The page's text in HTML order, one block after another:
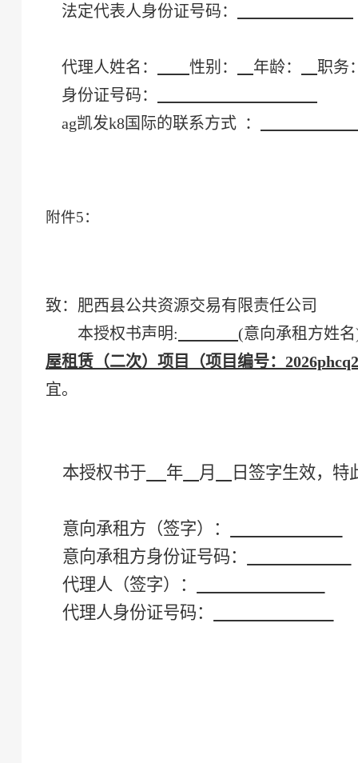
法定代表人身份证号码：
代理人姓名： 性别： 年龄：
职务
身份证号码：
ag凯发k8国际的联系方式 ：
附件5：
致： 肥西县公共资源交易有限责任公司
本授权书声明: (意向承租方姓名
屋租赁（二次）项目（项目编号：
宜。
本授权书于 年 月 日签字生效，特
意向承租方 （签字）：
意向承租方身份证号码：
代理人（签字）：
代理人身份证号码：